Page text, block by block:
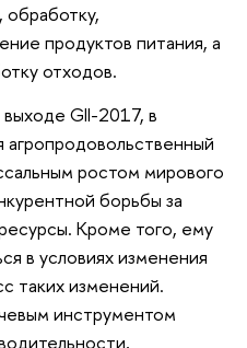
обработку,
продуктов питания, а
отходов.
GII-2017, в
ростом мирового
борьбы за
Кроме того, ему
в условиях изменения
таких изменений.
инструментом